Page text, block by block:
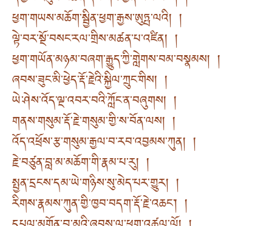
ཕྱག་གཡས་མཆོག་སྦྱིན་ཕྱག་རྒྱས་ཨུཏྤ་ལའི། །
ལྟེ་བར་སྔོ་བསང་རལ་གྲིས་མཚན་པ་འཛིན། །
ཕྱག་གཡོན་མཉམ་བཞག་རྒྱུད་ཀྱི་གླེགས་བམ་བསྣམས། །
ཞབས་ཟུང་མི་ཕྱེད་རྡོ་རྗེའི་སྐྱིལ་ཀྲུང་གིས། །
ཡེ་ཤེས་འོད་ལྔ་འབར་བའི་ཀློང་ན་བཞུགས། །
གནས་གསུམ་རྡོ་རྗེ་གསུམ་གྱི་ས་བོན་ལས། །
འོད་འཕྲོས་རྩ་གསུམ་རྒྱལ་བ་རབ་འབྱམས་ཀུན། །
རྗེ་བཙུན་བླ་མ་མཆོག་གི་རྣམ་པ་རུ། །
སྤྱན་དྲངས་དམ་ཡེ་གཉིས་སུ་མེད་པར་གྱུར། །
རིགས་རྣམས་ཀུན་གྱི་ཁྱབ་བདག་རྡོ་རྗེ་འཆང་། །